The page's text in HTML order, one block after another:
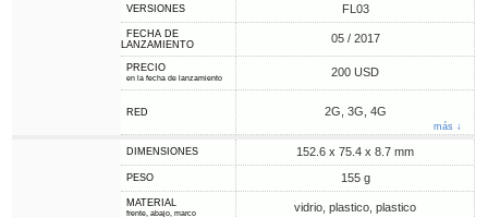
VERSIONES FL03
FECHA DE
LANZAMIENTO
05 / 2017
PRECIO
en la fecha de lanzamiento 200 USD
RED 2G, 3G, 4G
más ↓
DIMENSIONES 152.6 x 75.4 x 8.7 mm
PESO 155 g
MATERIAL
frente, abajo, marco vidrio, plastico, plastico